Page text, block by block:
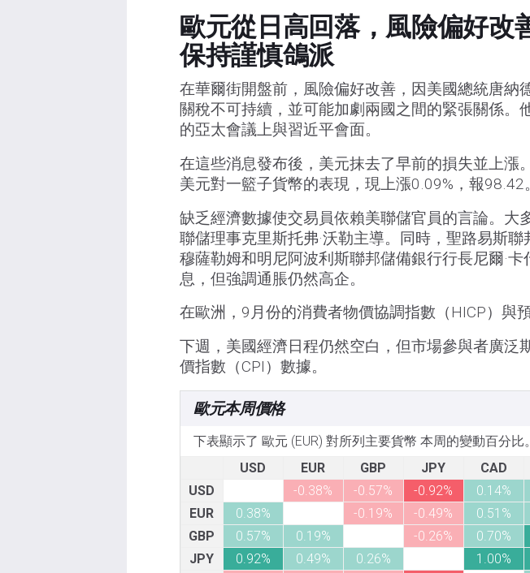
歐元從日高回落，風險偏好改
保持謹慎鴿派
在華爾街開盤前，風險偏好改善，因美國總統唐納
關稅不可持續，並可能加劇兩國之間的緊張關係。
的亞太會議上與習近平會面。
在這些消息發布後，美元抹去了早前的損失並上漲
美元對一籃子貨幣的表現，現上漲0.09%，報98.42。
缺乏經濟數據使交易員依賴美聯儲官員的言論。大
聯儲理事克里斯托弗·沃勒主導。同時，聖路易斯聯
穆薩勒姆和明尼阿波利斯聯邦儲備銀行行長尼爾·
息，但強調通脹仍然高企。
在歐洲，9月份的消費者物價協調指數（HICP）與
下週，美國經濟日程仍然空白，但市場參與者廣泛
價指數（CPI）數據。
歐元本周價格
下表顯示了 歐元 (EUR) 對所列主要貨幣 本周的變動百分比
USD
EUR GBP JPY CAD
USD
-0.38% -0.57% -0.92% 0.14%
EUR
0.38% -0.19% -0.49% 0.51%
GBP
0.57% 0.19% -0.26% 0.70%
JPY
0.92% 0.49% 0.26% 1.00%